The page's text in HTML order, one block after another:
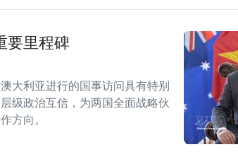
要里程碑
大利亚进行的国事访问具有特别
级政治互信，为两国全面战略伙
方向。